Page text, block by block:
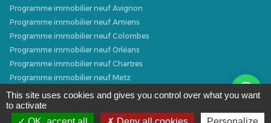
Programme immobilier neuf Avignon
Programme immobilier neuf Amiens
Programme immobilier neuf Colombes
Programme immobilier neuf Orléans
Programme immobilier neuf Chartres
Programme immobilier neuf Metz
Programme immobilier neuf Caen
Programme immobilier neuf Dijon
Programme immobilier neuf Villeurbanne
This site uses cookies and gives you control over what you want
to activate